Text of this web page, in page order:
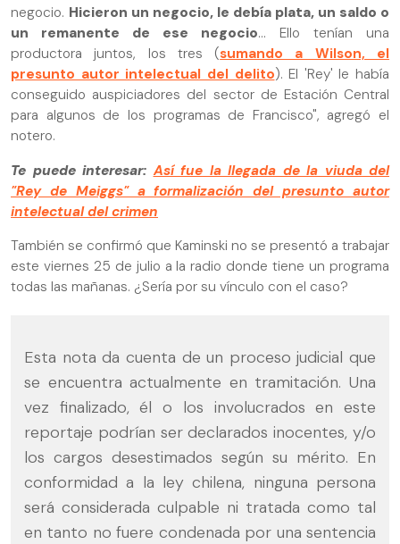
negocio. Hicieron un negocio, le debía plata, un saldo o
un remanente de ese negocio... Ello tenían una
productora juntos, los tres (sumando a Wilson, el
presunto autor intelectual del delito). El 'Rey' le había
conseguido auspiciadores del sector de Estación Central
para algunos de los programas de Francisco", agregó el
notero.
Te puede interesar:Así fue la llegada de la viuda del
"Rey de Meiggs" a formalización del presunto autor
intelectual del crimen
También se confirmó que Kaminski no se presentó a trabajar
este viernes 25 de julio a la radio donde tiene un programa
todas las mañanas. ¿Sería por su vínculo con el caso?
Esta nota da cuenta de un proceso judicial que
se encuentra actualmente en tramitación. Una
vez finalizado, él o los involucrados en este
reportaje podrían ser declarados inocentes, y/o
los cargos desestimados según su mérito. En
conformidad a la ley chilena, ninguna persona
será considerada culpable ni tratada como tal
en tanto no fuere condenada por una sentencia